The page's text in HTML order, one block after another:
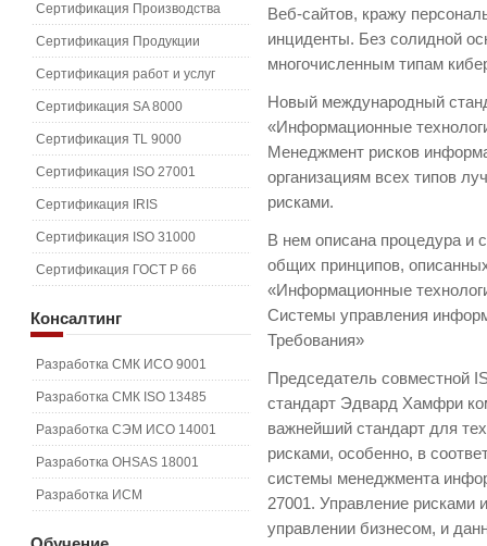
Веб-сайтов, кражу
инциденты. Без солидной
многочисленным типам
Новый международный
«Информационные
Менеджмент рисков
организациям всех типов
рисками.
В нем описана процедура и
общих принципов,
«Информационные
Системы управления
Требования»
Председатель совместной
стандарт Эдвард Хамфри
важнейший стандарт для
рисками, особенно, в
системы менеджмента
27001. Управление
управлении бизнесом, и
Сертификация Производства
Сертификация Продукции
Сертификация работ и услуг
Сертификация SA 8000
Сертификация TL 9000
Сертификация ISO 27001
Сертификация IRIS
Сертификация ISO 31000
Сертификация ГОСТ Р 66
Консалтинг
Разработка СМК ИСО 9001
Разработка СМК ISO 13485
Разработка СЭМ ИСО 14001
Разработка OHSAS 18001
Разработка ИСМ